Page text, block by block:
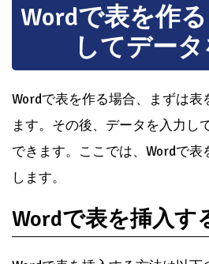
Wordで表を作
してデー
Wordで表を作る場合、まずは表
ます。その後、データを入力し
できます。ここでは、Wordで
します。
Wordで表を挿入す